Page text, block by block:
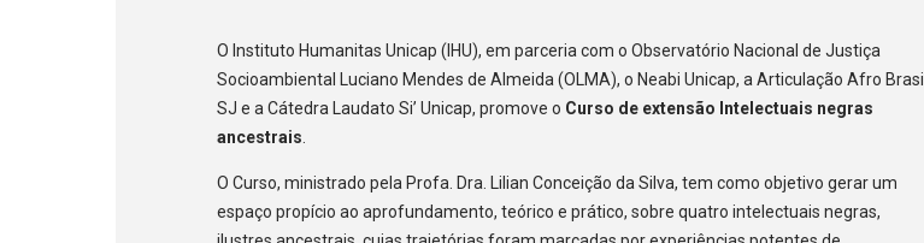
O Instituto Humanitas Unicap (IHU), em parceria com o Observatório Nacional de Justiça
Socioambiental Luciano Mendes de Almeida (OLMA), o Neabi Unicap, a Articulação Afro Brasil
SJ e a Cátedra Laudato Si’ Unicap, promove o Curso de extensão Intelectuais negras
ancestrais
O Curso, ministrado pela Profa. Dra. Lilian Conceição da Silva, tem como objetivo gerar um
espaço propício ao aprofundamento, teórico e prático, sobre quatro intelectuais negras,